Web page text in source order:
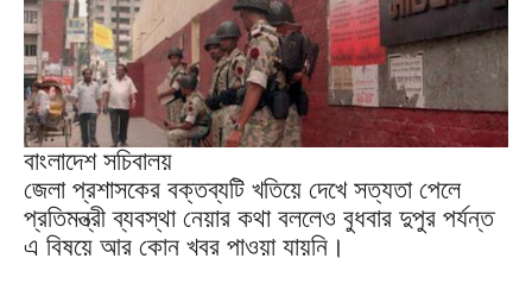
বাংলাদেশ সচিবালয়
জেলা প্রশাসকের বক্তব্যটি খতিয়ে দেখে সত্যতা পেলে
প্রতিমন্ত্রী ব্যবস্থা নেয়ার কথা বললেও বুধবার দুপুর পর্যন্ত
এ বিষয়ে আর কোন খবর পাওয়া যায়নি।